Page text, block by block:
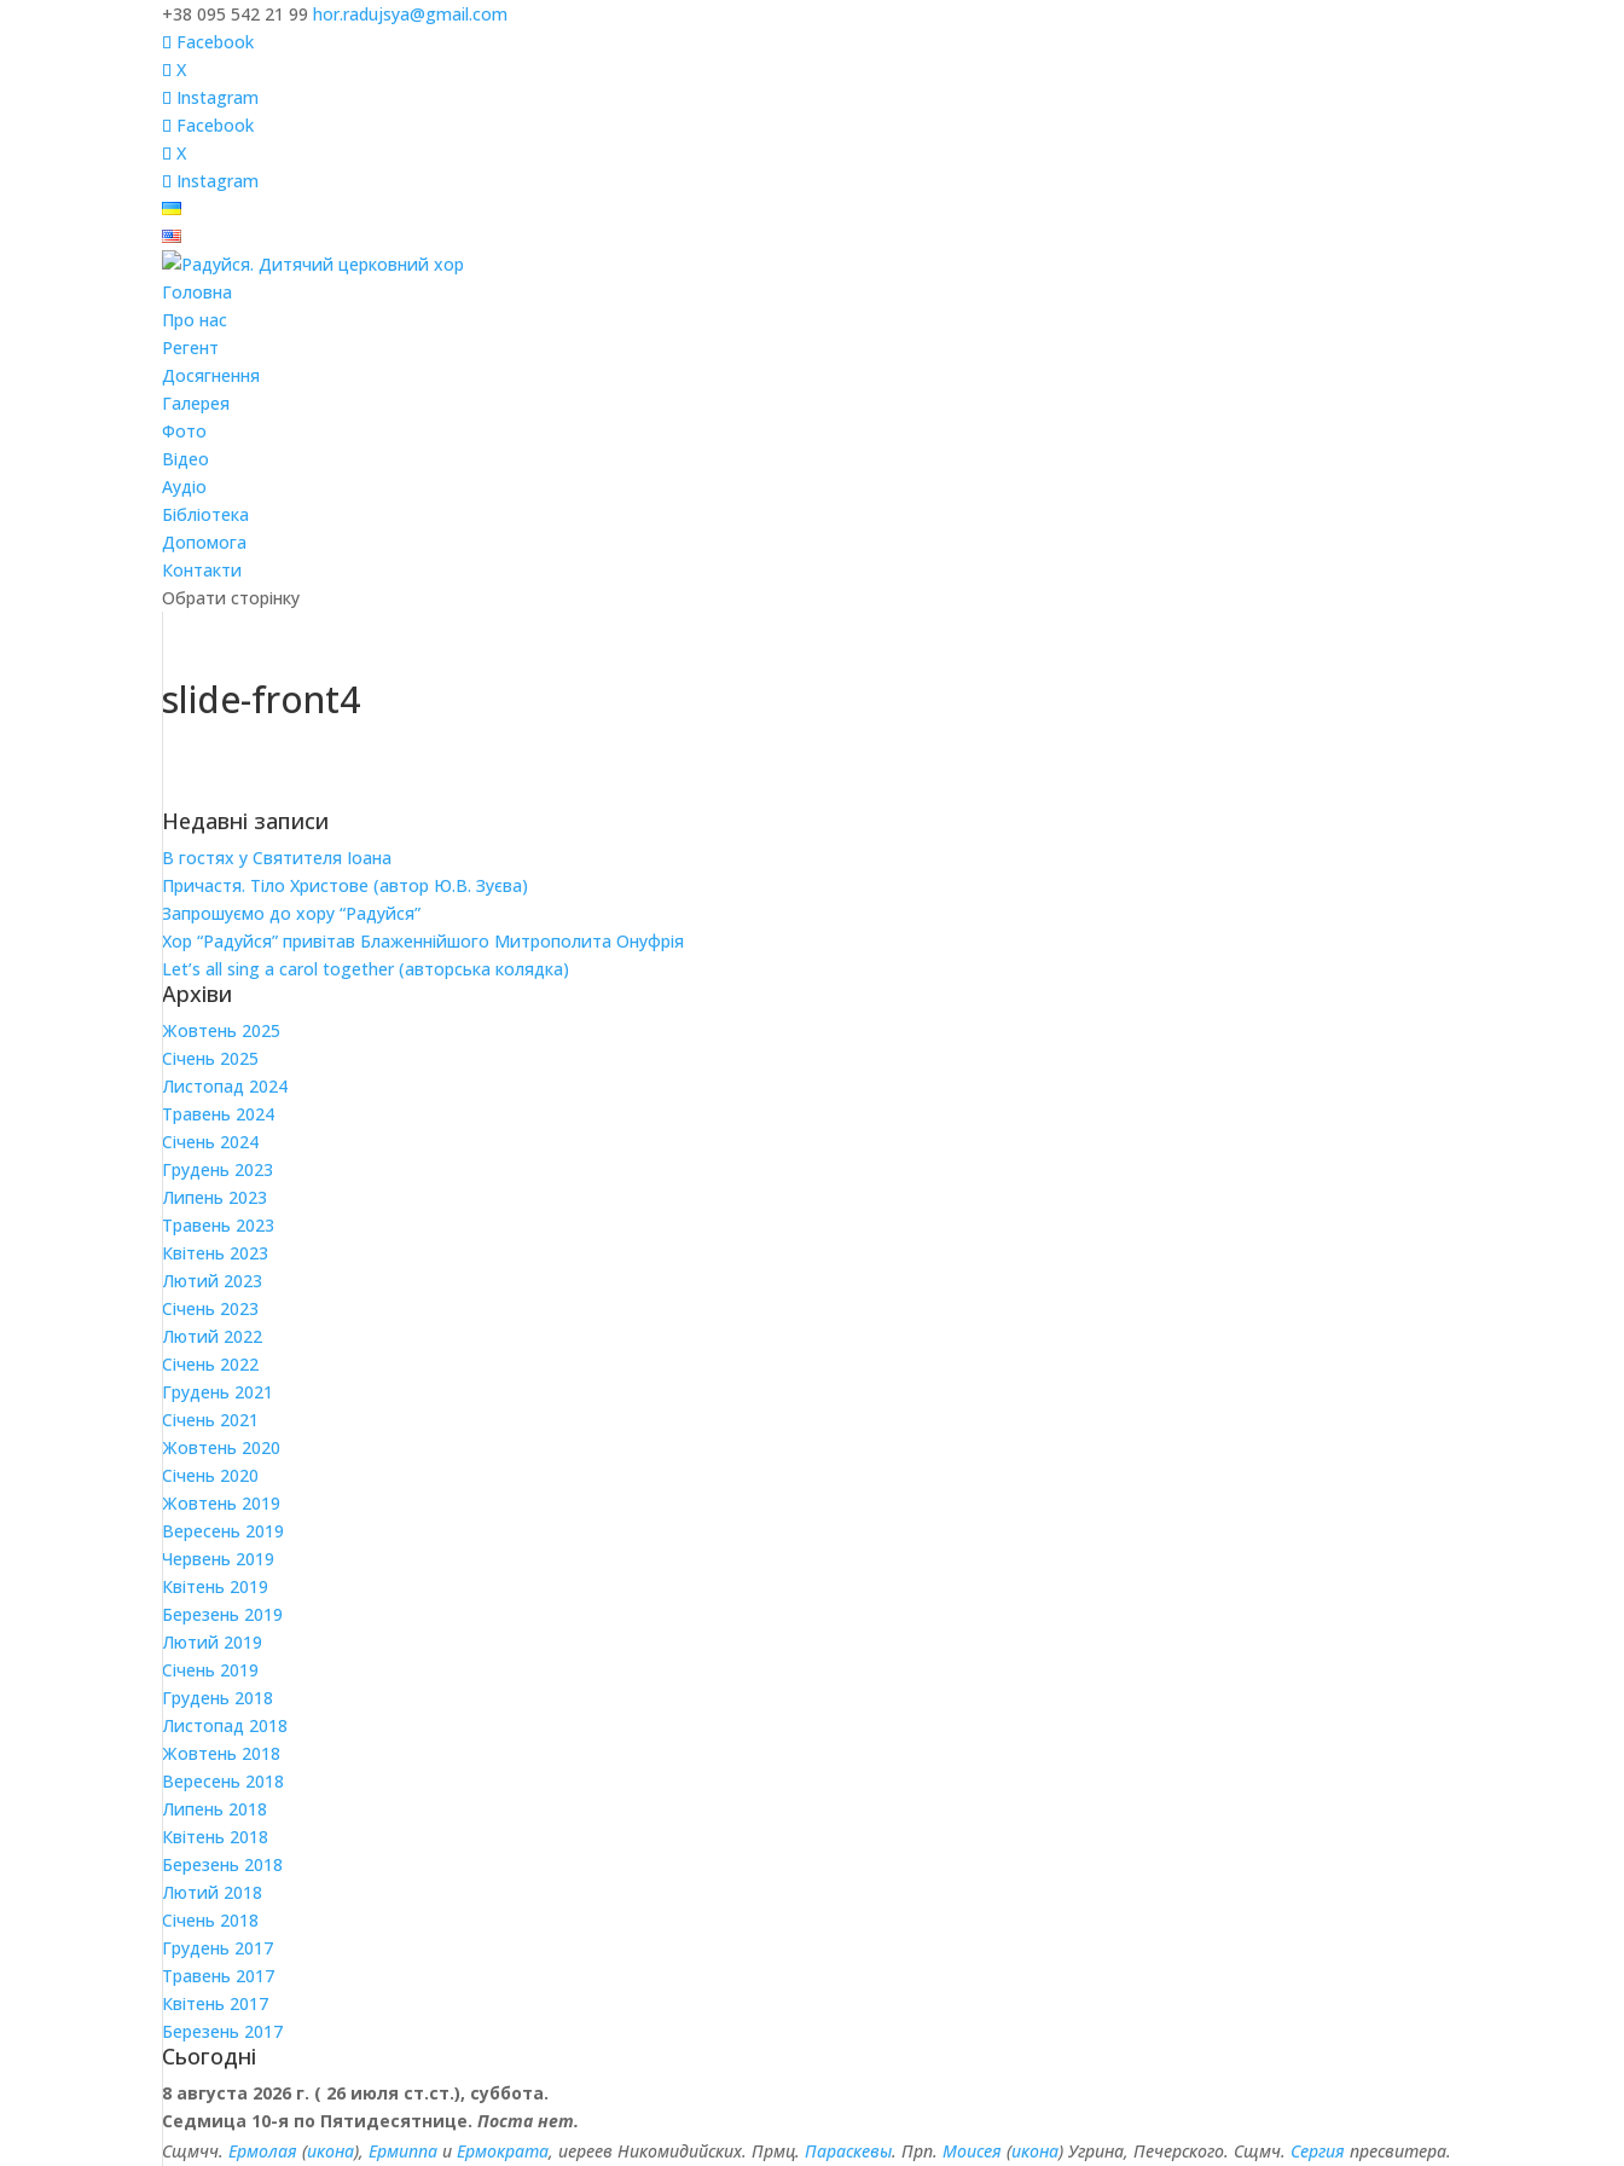
+38 095 542 21 99 hor.radujsya@gmail.com
Facebook
X
Instagram
Facebook
X
Instagram
Головна
Про нас
Регент
Досягнення
Галерея
Фото
Відео
Аудіо
Бібліотека
Допомога
Контакти
Обрати сторінку
slide-front4
Недавні записи
В гостях у Святителя Іоана
Причастя. Тіло Христове (автор Ю.В. Зуєва)
Запрошуємо до хору “Радуйся”
Хор “Радуйся” привітав Блаженнійшого Митрополита Онуфрія
Let’s all sing a carol together (авторська колядка)
Архіви
Жовтень 2025
Січень 2025
Листопад 2024
Травень 2024
Січень 2024
Грудень 2023
Липень 2023
Травень 2023
Квітень 2023
Лютий 2023
Січень 2023
Лютий 2022
Січень 2022
Грудень 2021
Січень 2021
Жовтень 2020
Січень 2020
Жовтень 2019
Вересень 2019
Червень 2019
Квітень 2019
Березень 2019
Лютий 2019
Січень 2019
Грудень 2018
Листопад 2018
Жовтень 2018
Вересень 2018
Липень 2018
Квітень 2018
Березень 2018
Лютий 2018
Січень 2018
Грудень 2017
Травень 2017
Квітень 2017
Березень 2017
Сьогодні
8 августа 2026 г. ( 26 июля ст.ст.), суббота.
Седмица 10-я по Пятидесятнице.Поста нет.
Сщмчч.Ермолая (икона),Ермиппа иЕрмократа, иереев Никомидийских. Прмц.Параскевы. Прп.Моисея (икона) Угрина, Печерского. Сщмч. Сергия пресвитера.